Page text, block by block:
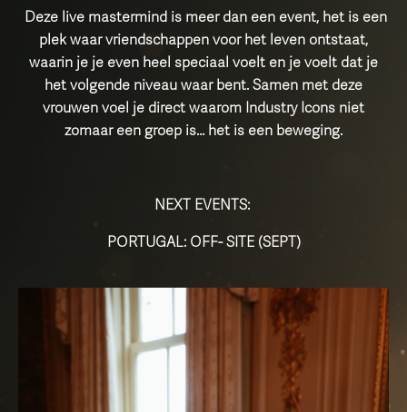
Deze live mastermind is meer dan een event, het is een
plek waar vriendschappen voor het leven ontstaat,
waarin je je even heel speciaal voelt en je voelt dat je
het volgende niveau waar bent. Samen met deze
vrouwen voel je direct waarom Industry Icons niet
zomaar een groep is… het is een beweging.
NEXT EVENTS:
PORTUGAL: OFF- SITE (SEPT)